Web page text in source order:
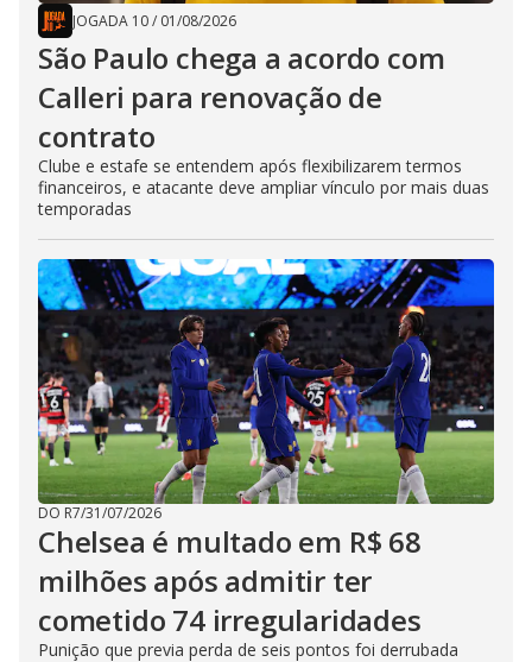
JOGADA 10/ 01/08/2026
São Paulo chega a acordo com
Calleri para renovação de
contrato
Clube e estafe se entendem após flexibilizarem termos
financeiros, e atacante deve ampliar vínculo por mais duas
temporadas
DO R7/31/07/2026
Chelsea é multado em R$ 68
milhões após admitir ter
cometido 74 irregularidades
Punição que previa perda de seis pontos foi derrubada